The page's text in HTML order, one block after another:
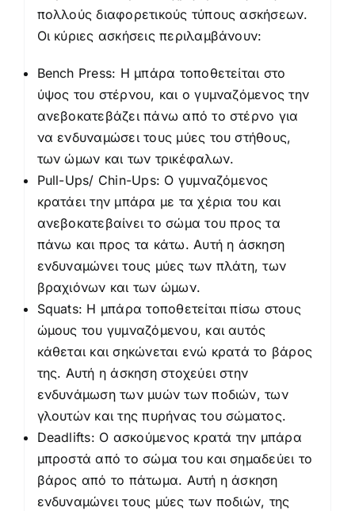
πολλούς διαφορετικούς τύπους ασκήσεων.
Οι κύριες ασκήσεις περιλαμβάνουν:
Bench Press: Η μπάρα τοποθετείται στο
ύψος του στέρνου, και ο γυμναζόμενος την
ανεβοκατεβάζει πάνω από το στέρνο για
να ενδυναμώσει τους μύες του στήθους,
των ώμων και των τρικέφαλων.
Pull-Ups/ Chin-Ups: Ο γυμναζόμενος
κρατάει την μπάρα με τα χέρια του και
ανεβοκατεβαίνει το σώμα του προς τα
πάνω και προς τα κάτω. Αυτή η άσκηση
ενδυναμώνει τους μύες των πλάτη, των
βραχιόνων και των ώμων.
Squats: Η μπάρα τοποθετείται πίσω στους
ώμους του γυμναζόμενου, και αυτός
κάθεται και σηκώνεται ενώ κρατά το βάρος
της. Αυτή η άσκηση στοχεύει στην
ενδυνάμωση των μυών των ποδιών, των
γλουτών και της πυρήνας του σώματος.
Deadlifts: Ο ασκούμενος κρατά την μπάρα
μπροστά από το σώμα του και σημαδεύει το
βάρος από το πάτωμα. Αυτή η άσκηση
ενδυναμώνει τους μύες των ποδιών, της